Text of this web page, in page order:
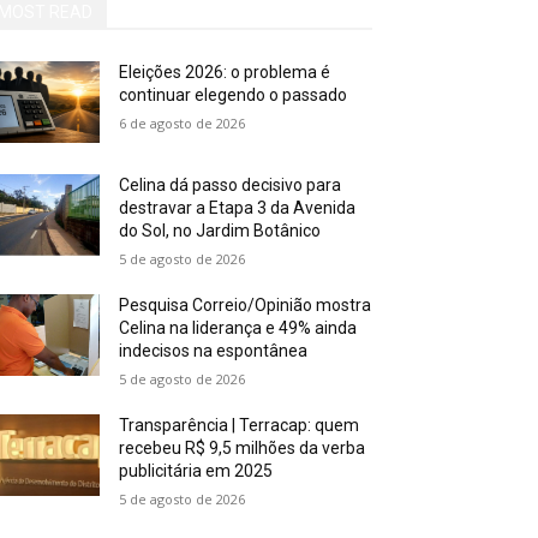
Eleições 2026: o problema é
continuar elegendo o passado
6 de agosto de 2026
Celina dá passo decisivo para
destravar a Etapa 3 da Avenida
do Sol, no Jardim Botânico
5 de agosto de 2026
Pesquisa Correio/Opinião mostra
Celina na liderança e 49% ainda
indecisos na espontânea
5 de agosto de 2026
Transparência | Terracap: quem
recebeu R$ 9,5 milhões da verba
publicitária em 2025
5 de agosto de 2026